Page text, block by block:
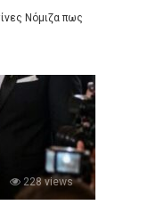
Νόμιζα πως
228 views